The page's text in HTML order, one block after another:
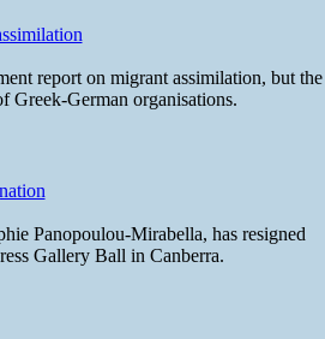
report on migrant assimilation, but the
Greek-German organisations.
Panopoulou-Mirabella, has resigned
Gallery Ball in Canberra.